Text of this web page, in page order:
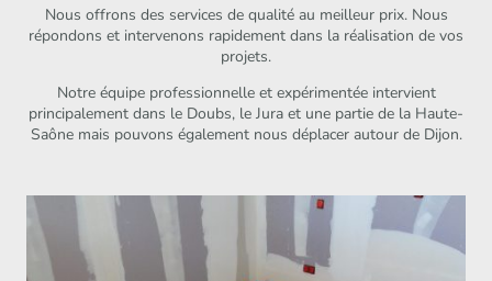
Nous offrons des services de qualité au meilleur prix. Nous
répondons et intervenons rapidement dans la réalisation de vos
projets.
Notre équipe professionnelle et expérimentée intervient
principalement dans le Doubs, le Jura et une partie de la Haute-
Saône mais pouvons également nous déplacer autour de Dijon.